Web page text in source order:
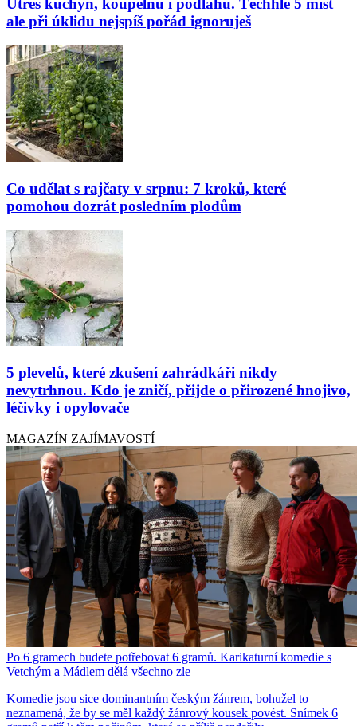
Utřeš kuchyň, koupelnu i podlahu. Těchhle 5 míst
ale při úklidu nejspíš pořád ignoruješ
Co udělat s rajčaty v srpnu: 7 kroků, které
pomohou dozrát posledním plodům
5 plevelů, které zkušení zahrádkáři nikdy
nevytrhnou. Kdo je zničí, přijde o přirozené hnojivo,
léčivky i opylovače
MAGAZÍN ZAJÍMAVOSTÍ
Po 6 gramech budete potřebovat 6 gramů. Karikaturní komedie s
Vetchým a Mádlem dělá všechno zle
Komedie jsou sice dominantním českým žánrem, bohužel to
neznamená, že by se měl každý žánrový kousek povést. Snímek 6